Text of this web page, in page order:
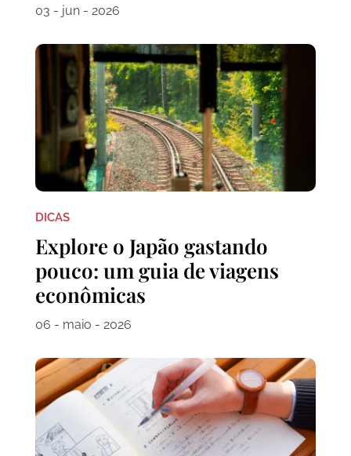
03 - jun - 2026
DICAS
Explore o Japão gastando
pouco: um guia de viagens
econômicas
06 - maio - 2026